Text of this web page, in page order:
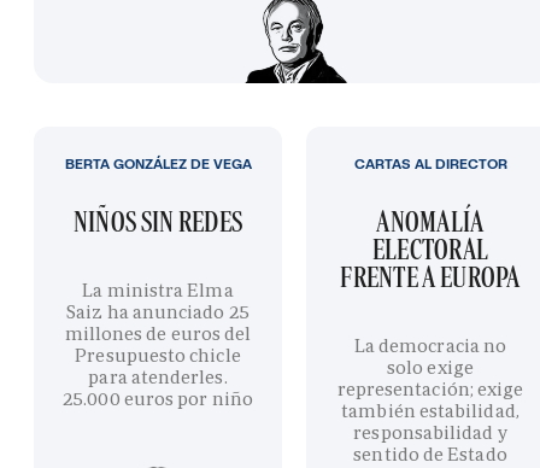
NIÑOS SIN REDES
La ministra Elma
Saiz ha anunciado 25
millones de euros del
Presupuesto chicle
para atenderles.
25.000 euros por niño
BERTA GONZÁLEZ DE VEGA
ANOMALÍA
ELECTORAL
FRENTE A EUROPA
La democracia no
solo exige
representación; exige
también estabilidad,
responsabilidad y
sentido de Estado
CARTAS AL DIRECTOR